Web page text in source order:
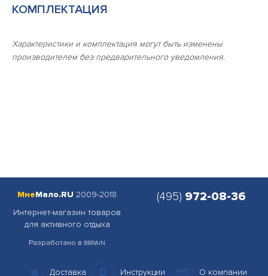
КОМПЛЕКТАЦИЯ
Характеристики и комплектация могут быть изменены
производителем без предварительного уведомления.
(495) 972-08-36
МнеМало.RU 2009-2018
Интернет-магазин товаров
для активного отдыха
Разработано в BBRAIN
Доставка Инструкции О компании